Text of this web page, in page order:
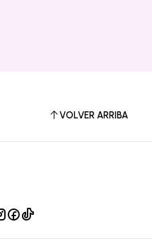
VOLVER ARRIBA